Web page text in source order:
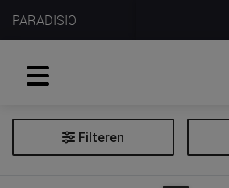
PARADISIO
Filteren